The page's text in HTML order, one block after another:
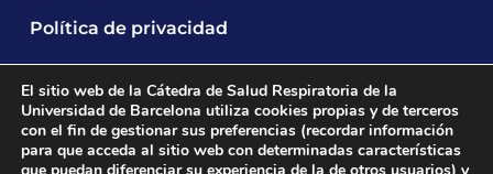
Política de privacidad
El sitio web de la Cátedra de Salud Respiratoria de la
Universidad de Barcelona utiliza cookies propias y de terceros
con el fin de gestionar sus preferencias (recordar información
para que acceda al sitio web con determinadas características